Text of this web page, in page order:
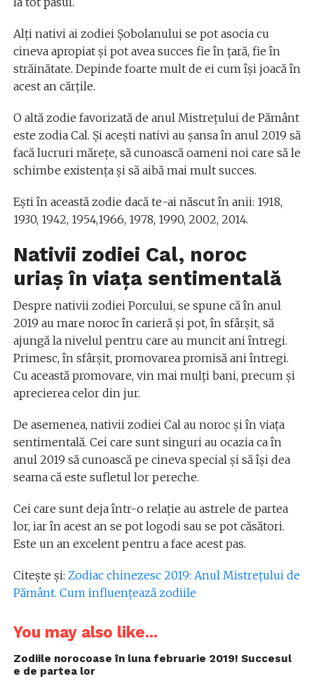
Alți nativi ai zodiei Șobolanului se pot asocia cu
cineva apropiat și pot avea succes fie în țară, fie în
străinătate. Depinde foarte mult de ei cum își joacă în
acest an cărțile.
O altă zodie favorizată de anul Mistrețului de Pământ
este zodia Cal. Și acești nativi au șansa în anul 2019 să
facă lucruri mărețe, să cunoască oameni noi care să le
schimbe existența și să aibă mai mult succes.
Ești în această zodie dacă te-ai născut în anii: 1918,
1930, 1942, 1954,1966, 1978, 1990, 2002, 2014.
Nativii zodiei Cal, noroc
uriaș în viața sentimentală
Despre nativii zodiei Porcului, se spune că în anul
2019 au mare noroc în carieră și pot, în sfârșit, să
ajungă la nivelul pentru care au muncit ani întregi.
Primesc, în sfârșit, promovarea promisă ani întregi.
Cu această promovare, vin mai mulți bani, precum și
aprecierea celor din jur.
De asemenea, nativii zodiei Cal au noroc și în viața
sentimentală. Cei care sunt singuri au ocazia ca în
anul 2019 să cunoască pe cineva special și să își dea
seama că este sufletul lor pereche.
Cei care sunt deja într-o relație au astrele de partea
lor, iar în acest an se pot logodi sau se pot căsători.
Este un an excelent pentru a face acest pas.
Citește și: Zodiac chinezesc 2019: Anul Mistrețului de
Pământ. Cum influențează zodiile
You may also like...
Zodiile norocoase în luna februarie 2019! Succesul
e de partea lor